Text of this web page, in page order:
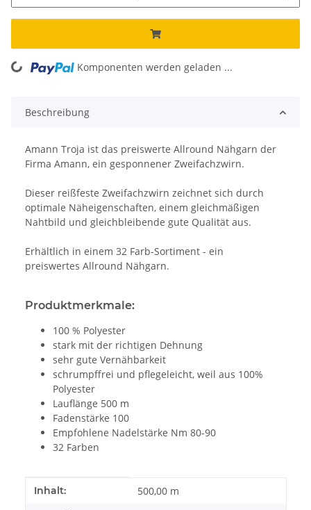
Loading... Komponenten werden geladen ...
Beschreibung
Amann Troja ist das preiswerte Allround Nähgarn der
Firma Amann, ein gesponnener Zweifachzwirn.
Dieser reißfeste Zweifachzwirn zeichnet sich durch
optimale Näheigenschaften, einem gleichmäßigen
Nahtbild und gleichbleibende gute Qualität aus.
Erhältlich in einem 32 Farb-Sortiment - ein
preiswertes Allround Nähgarn.
Produktmerkmale:
100 % Polyester
stark mit der richtigen Dehnung
sehr gute Vernähbarkeit
schrumpffrei und pflegeleicht, weil aus 100%
Polyester
Lauflänge 500 m
Fadenstärke 100
Empfohlene Nadelstärke Nm 80-90
32 Farben
Produkteigenschaft
Wert
Inhalt: 500,00 m